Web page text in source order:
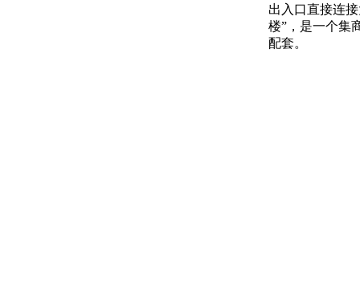
出入口直接连
楼”，是一个集
配套。